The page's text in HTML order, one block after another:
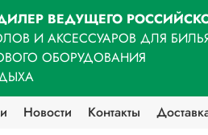
ВЕДУЩЕГО
И АКСЕССУАРОВ ДЛЯ
ОБОРУДОВАНИЯ
Новости Контакты